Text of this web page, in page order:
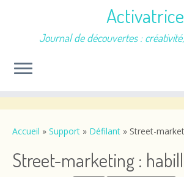
contenu
Journal de découvertes :
Accueil » Support » Défilant » Street-
Street-marketing :